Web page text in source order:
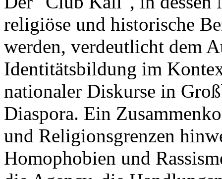
religiöse und historische
werden, verdeutlicht dem
Identitätsbildung im
nationaler Diskurse in
Diaspora. Ein
und Religionsgrenzen
Homophobien und